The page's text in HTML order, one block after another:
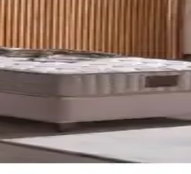
soğuk mevsimlerde ideal, estetik ve
Dayanıklılık
destekler. Aloe yüzey nazik
İçin Yenilikçi Tasarım
Comfort yatak, ergonomik
Konfor ve Dayanıklılık